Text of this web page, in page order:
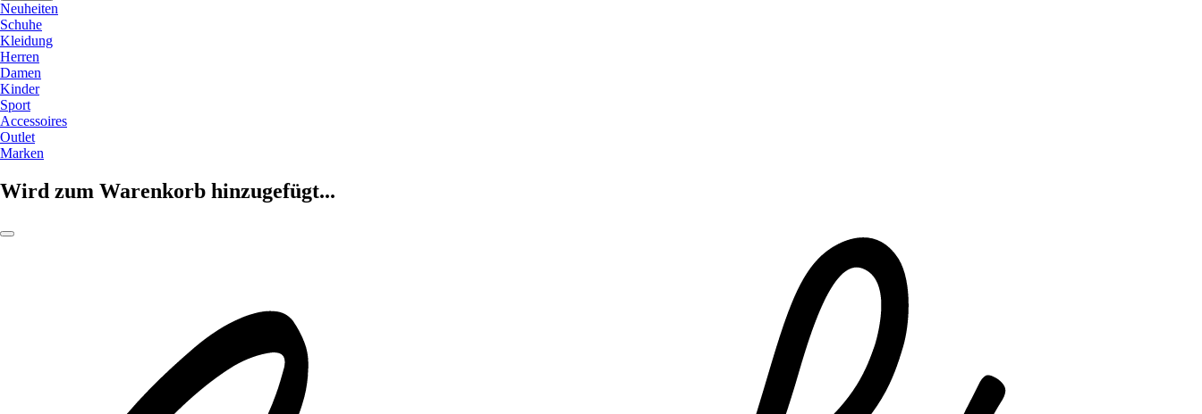
Neuheiten
Schuhe
Kleidung
Herren
Damen
Kinder
Sport
Accessoires
Outlet
Marken
Wird zum Warenkorb hinzugefügt...